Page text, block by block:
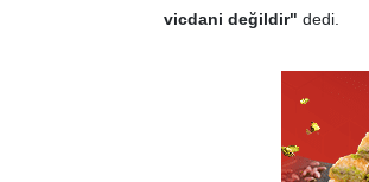
vicdani değildir" dedi.